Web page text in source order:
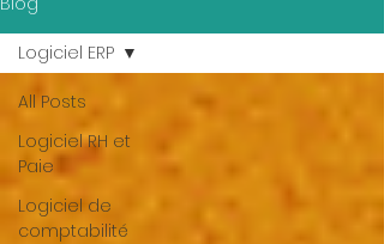
All Posts
Logiciel RH et
Paie
Logiciel de
comptabilité
Logiciel ERP